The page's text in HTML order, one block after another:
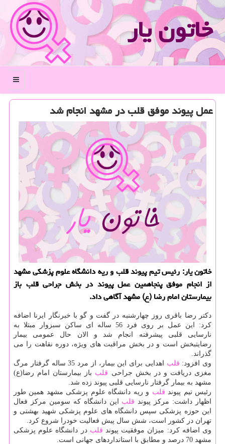
خاتون یار
منو
عمل پیوند موفق قلب در مشهد انجام شد
خاتون یار: رئیس تیم پیوند قلب و ریه دانشگاه علوم پزشكی مشهد
از انجام موفق پنجاهمین عمل پیوند در بخش جراحی قلب باز
بیمارستان امام رضا (ع) مشهد آگاهی داد.
دكتر رضا باقری روز چهارشنبه در گفت و گو با خبرنگار ایرنا اضافه
كرد: این عمل بر روی فرد 56 ساله ای ساكن سبزوار مبتلا به
نارسایی قلبی پیشرفته انجام شد و الان حال عمومی بیمار
رضایتبخش است و در بخش مراقبت های ویژه، دوره نقاهت را می
گذراند.
وی افزود: قلب
اهدایی برای این بیمار، از مرد 35 ساله گرفتار مرگ
مغزی دریافت و در بخش جراحی قلب باز بیمارستان امام رضا(ع)
مشهد به بیمار گرفتار نارسایی قلبی پیوند زده شد.
رئیس تیم پیوند قلب و ریه دانشگاه علوم پزشكی مشهد همین طور
اظهار داشت: مركز پیوند قلب این دانشگاه كه سومین مركز فعال
این حوزه پزشكی سپس دانشگاه های علوم پزشكی شهید بهشتی و
تهران در كشور است، شش سال پیش فعالیت خودرا شروع كرد.
وی اضافه كرد: میزان موفقیت پیوند قلب در دانشگاه علوم پزشكی
مشهد 70 درصد و مطابق با استانداردهای جهانی است.